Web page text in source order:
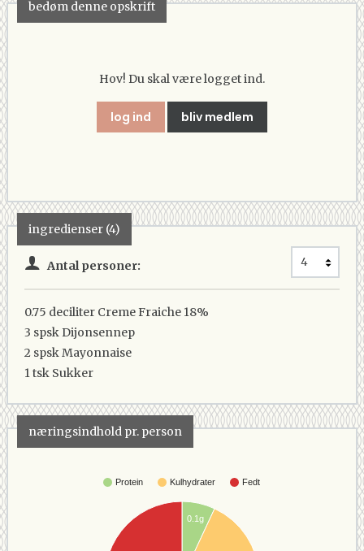
bedøm denne opskrift
Hov! Du skal være logget ind.
log ind bliv medlem
ingredienser (4)
Antal personer:
0.75 deciliter Creme Fraiche 18%
3 spskDijonsennep
2 spskMayonnaise
1 tsk Sukker
næringsindhold pr. person
Protein Kulhydrater Fedt
0.1g